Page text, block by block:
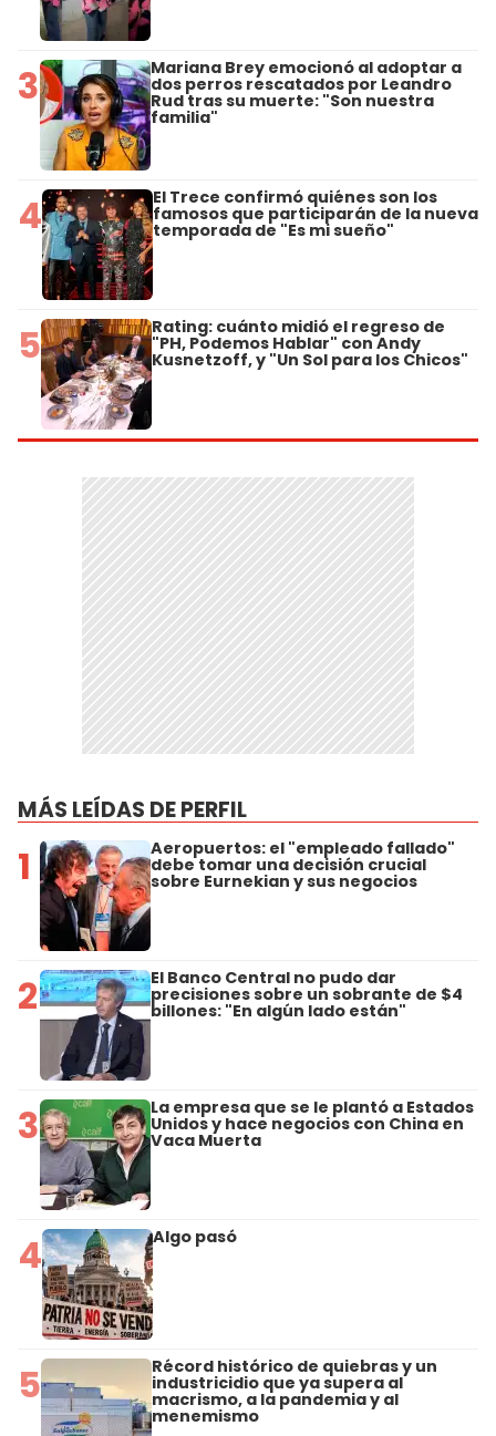
3 Mariana Brey emocionó al adoptar a
dos perros rescatados por Leandro
Rud tras su muerte: "Son nuestra
familia"
4 El Trece confirmó quiénes son los
famosos que participarán de la nueva
temporada de "Es mi sueño"
5 Rating: cuánto midió el regreso de
"PH, Podemos Hablar" con Andy
Kusnetzoff, y "Un Sol para los Chicos"
MÁS LEÍDAS DE PERFIL
1 Aeropuertos: el "empleado fallado"
debe tomar una decisión crucial
sobre Eurnekian y sus negocios
2 El Banco Central no pudo dar
precisiones sobre un sobrante de $4
billones: "En algún lado están"
3 La empresa que se le plantó a Estados
Unidos y hace negocios con China en
Vaca Muerta
4 Algo pasó
5 Récord histórico de quiebras y un
industricidio que ya supera al
macrismo, a la pandemia y al
menemismo